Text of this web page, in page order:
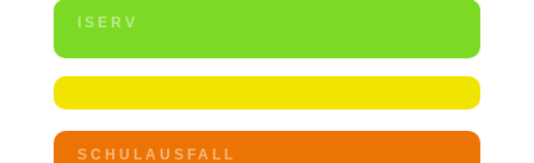
ISERV
SCHULAUSFALL